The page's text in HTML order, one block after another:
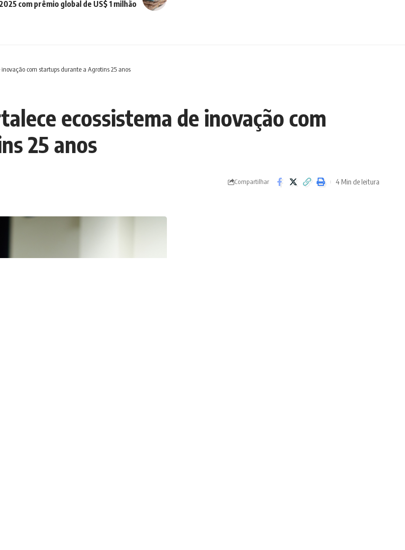
com prêmio global de US$ 1 milhão
com startups durante a Agrotins 25 anos
ecossistema de inovação com
25 anos
Compartilhar 4 Min de leitura